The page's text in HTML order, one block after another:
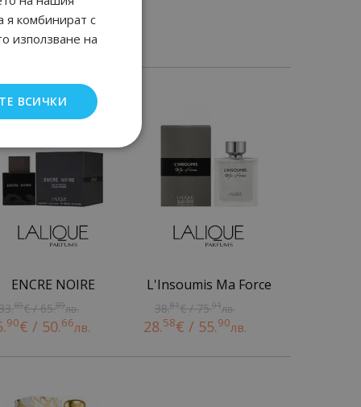
ENCRE NOIRE
33.69€ / 65.89лв.
90€ / 50.66лв.
L'Insoumis Ma Force
38.81€ / 75.91лв.
28.58€ / 55.90лв.
я комбинират с
използване на
ВСИЧКИ